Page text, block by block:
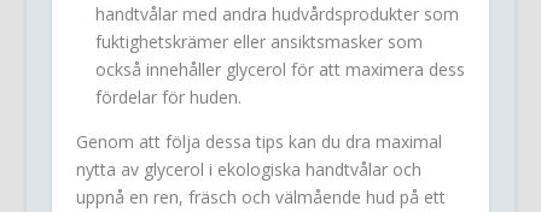
handtvålar med andra hudvårdsprodukter som
fuktighetskrämer eller ansiktsmasker som
också innehåller glycerol för att maximera dess
fördelar för huden.
Genom att följa dessa tips kan du dra maximal
nytta av glycerol i ekologiska handtvålar och
uppnå en ren, fräsch och välmående hud på ett